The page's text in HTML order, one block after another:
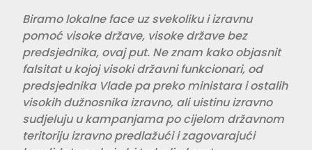
Biramo lokalne face uz svekoliku i izravnu
pomoć visoke države, visoke države bez
predsjednika, ovaj put. Ne znam kako objasnit
falsitat u kojoj visoki državni funkcionari, od
predsjednika Vlade pa preko ministara i ostalih
visokih dužnosnika izravno, ali uistinu izravno
sudjeluju u kampanjama po cijelom državnom
teritoriju izravno predlažući i zagovarajući